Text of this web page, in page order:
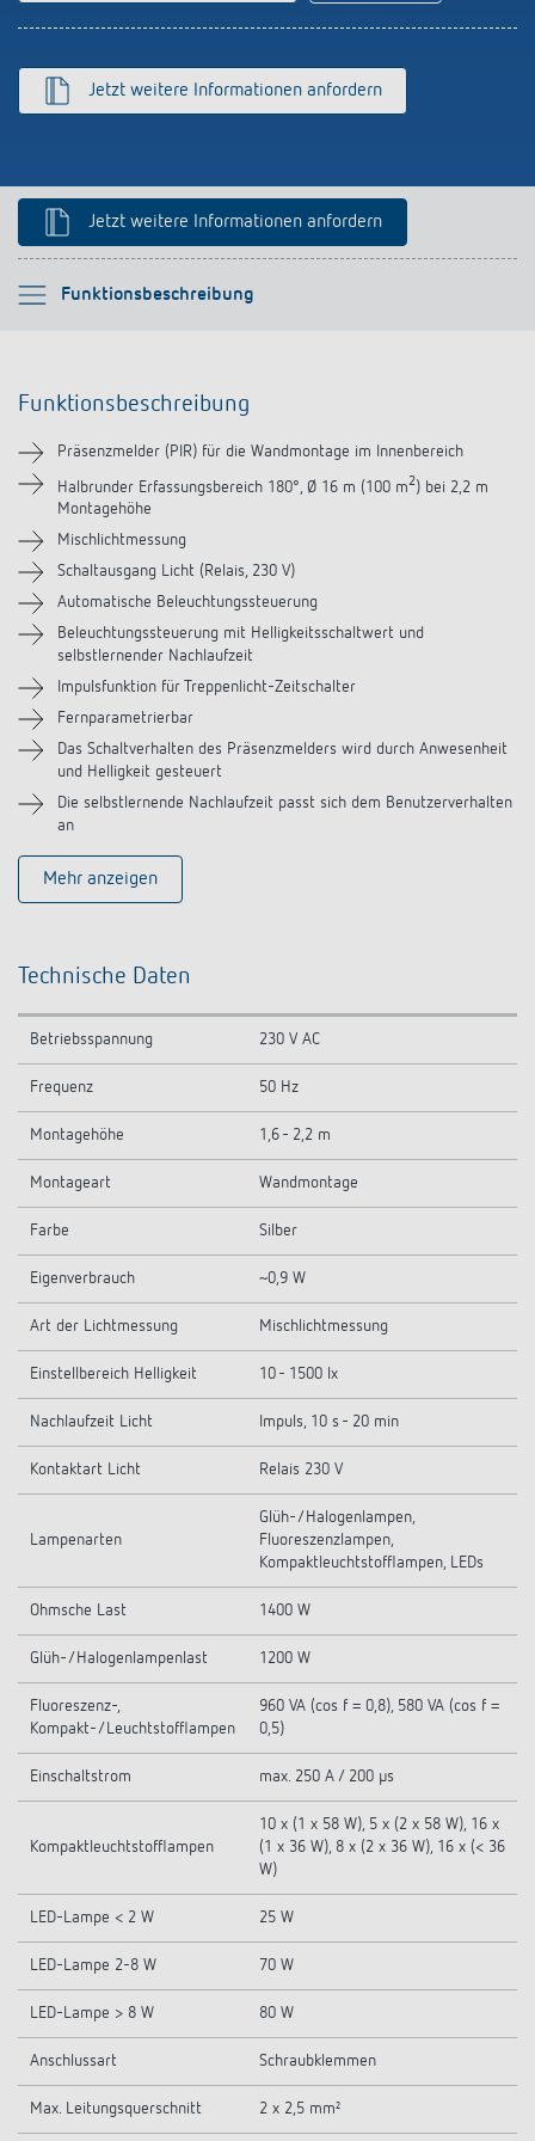
LUXORliving
Jetzt weitere Informationen anfordern
Jetzt weitere Informationen anfordern
Funktionsbeschreibung
Bitte auswählen
Technische Informationen
Downloads
Zubehör
Ähnliche Produkte
Funktionsbeschreibung
Präsenzmelder (PIR) für die Wandmontage im Innenbereich
Halbrunder Erfassungsbereich 180°, Ø 16 m (100 m2) bei 2,2 m
Montagehöhe
Mischlichtmessung
Schaltausgang Licht (Relais, 230 V)
Automatische Beleuchtungssteuerung
Beleuchtungssteuerung mit Helligkeitsschaltwert und
selbstlernender Nachlaufzeit
Impulsfunktion für Treppenlicht-Zeitschalter
Fernparametrierbar
Das Schaltverhalten des Präsenzmelders wird durch Anwesenheit
und Helligkeit gesteuert
Die selbstlernende Nachlaufzeit passt sich dem Benutzerverhalten
an
Mehr anzeigen
Technische Daten
Betriebsspannung 230 V AC
Frequenz 50 Hz
Montagehöhe 1,6 - 2,2 m
Montageart Wandmontage
Farbe Silber
Eigenverbrauch ~0,9 W
Art der Lichtmessung Mischlichtmessung
Einstellbereich Helligkeit 10 - 1500 lx
Nachlaufzeit Licht Impuls, 10 s - 20 min
Kontaktart Licht Relais 230 V
Lampenarten
Glüh-/Halogenlampen,
Fluoreszenzlampen,
Kompaktleuchtstofflampen, LEDs
Ohmsche Last 1400 W
Glüh-/Halogenlampenlast 1200 W
Fluoreszenz-,
Kompakt-/Leuchtstofflampen
960 VA (cos f = 0,8), 580 VA (cos f =
0,5)
Einschaltstrom max. 250 A / 200 µs
Kompaktleuchtstofflampen
10 x (1 x 58 W), 5 x (2 x 58 W), 16 x
(1 x 36 W), 8 x (2 x 36 W), 16 x (< 36
W)
LED-Lampe < 2 W 25 W
LED-Lampe 2-8 W 70 W
LED-Lampe > 8 W 80 W
Anschlussart Schraubklemmen
Max. Leitungsquerschnitt 2 x 2,5 mm²